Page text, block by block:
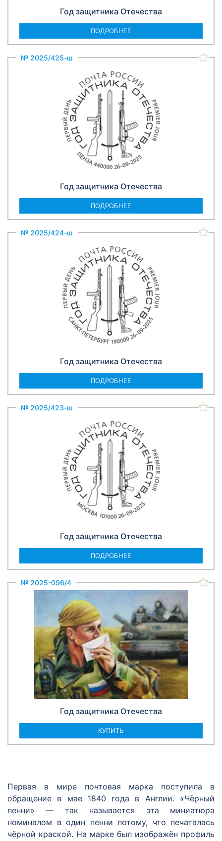
Год защитника Отечества
ПОДРОБНЕЕ
№ 2025/425-ш
Год защитника Отечества
ПОДРОБНЕЕ
№ 2025/424-ш
Год защитника Отечества
ПОДРОБНЕЕ
№ 2025/423-ш
Год защитника Отечества
ПОДРОБНЕЕ
№ 2025-096/4
Год защитника Отечества
КУПИТЬ
Первая в мире почтовая марка поступила в
обращение в мае 1840 года в Англии. «Чёрный
пенни» — так называется эта миниатюра
номиналом в один пенни потому, что печаталась
чёрной краской. На марке был изображён профиль